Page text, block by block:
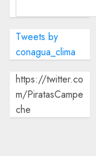
Tweets by
conagua_clima
https://twitter.co
m/PiratasCampe
che